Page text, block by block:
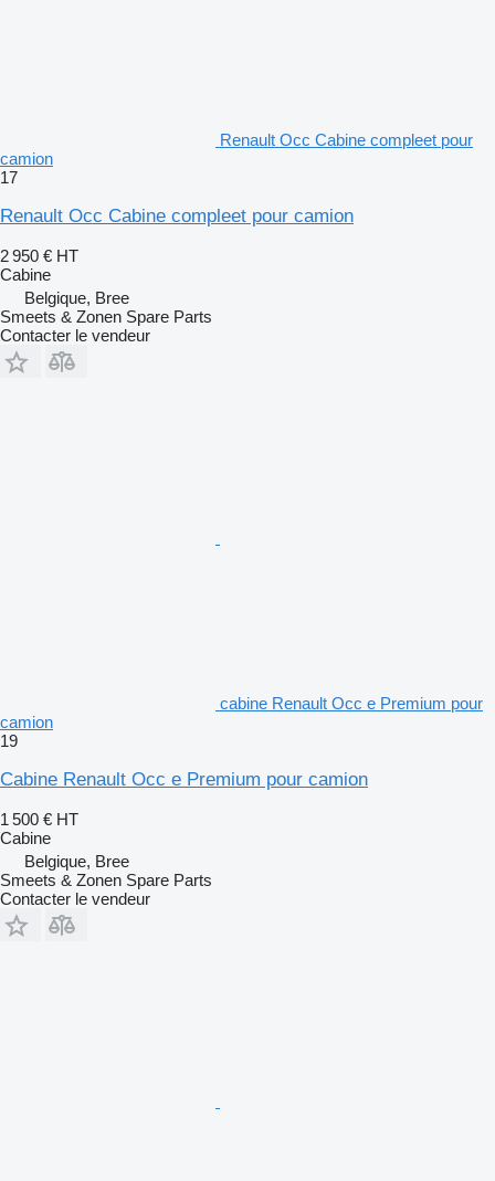
Renault Occ Cabine compleet pour
camion
17
Renault Occ Cabine compleet pour camion
2 950 € HT
Cabine
Belgique, Bree
Smeets & Zonen Spare Parts
Contacter le vendeur
cabine Renault Occ e Premium pour
camion
19
Cabine Renault Occ e Premium pour camion
1 500 € HT
Cabine
Belgique, Bree
Smeets & Zonen Spare Parts
Contacter le vendeur